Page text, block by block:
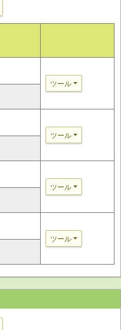
ツール
ツール
ツール
ツール